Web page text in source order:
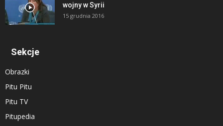
wojny w Syrii
15 grudnia 2016
Sekcje
Obrazki
Pitu Pitu
Pitu TV
Pitupedia